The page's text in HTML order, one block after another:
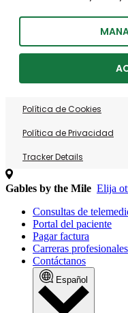
Política de Cookies
Política de Privacidad
Tracker Details
Gables by the Mile Elija
Consultas de
Portal del paciente
Pagar factura
Carreras profesionales
Contáctanos
Español